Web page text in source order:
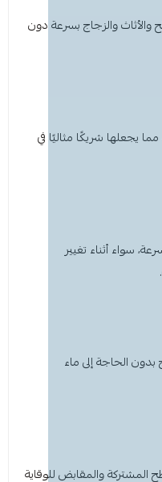
والأثاث والزجاج بسرعة دون
يجعلها شريكًا مثاليًا في
سواء أثناء تغيير
بدون الحاجة إلى ماء
المشتركة والمقابض للوقاية